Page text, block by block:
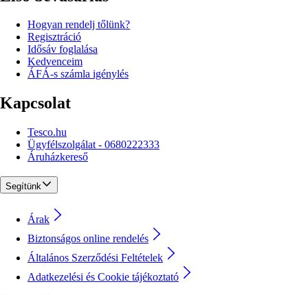
Hogyan rendelj tőlünk?
Regisztráció
Idősáv foglalása
Kedvenceim
ÁFÁ-s számla igénylés
Kapcsolat
Tesco.hu
Ügyfélszolgálat - 0680222333
Áruházkereső
Segítünk
Árak
Biztonságos online rendelés
Általános Szerződési Feltételek
Adatkezelési és Cookie tájékoztató